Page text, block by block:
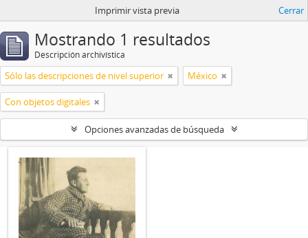
Imprimir vista previa Cerrar
Mostrando 1 resultados
Descripción archivística
Sólo las descripciones de nivel superior México
Con objetos digitales
Opciones avanzadas de búsqueda